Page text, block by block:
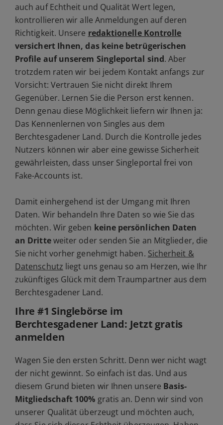
auch auf Echtheit und Qualität Wert legen,
kontrollieren wir alle Anmeldungen auf deren
Richtigkeit. Unsere redaktionelle Kontrolle
versichert Ihnen, das keine betrügerischen
Profile auf unserem Singleportal sind. Aber
trotzdem raten wir bei jedem Kontakt anfangs zur
Vorsicht: Vertrauen Sie nicht direkt Ihrem
Gegenüber. Lernen Sie die Person erst kennen.
Denn genau diese Möglichkeit liefern wir Ihnen ja:
Das Kennenlernen von Singles aus dem
Berchtesgadener Land. Durch die Kontrolle jedes
Nutzers können wir aber eine gewisse Sicherheit
gewährleisten, dass unser Singleportal frei von
Fake-Accounts ist.
Damit einhergehend ist der Umgang mit Ihren
Daten. Wir behandeln Ihre Daten so wie Sie das
möchten. Wir geben keine persönlichen Daten
an Dritteweiter oder senden Sie an Mitglieder, die
Sie nicht vorher genehmigt haben. Sicherheit &
Datenschutz liegt uns genau so am Herzen, wie Ihr
zukünftiges Glück mit dem Traumpartner aus dem
Berchtesgadener Land.
Ihre #1 Singlebörse im
Berchtesgadener Land: Jetzt gratis
anmelden
Wagen Sie den ersten Schritt. Denn wer nicht wagt
der nicht gewinnt. So einfach ist das. Und aus
diesem Grund bieten wir Ihnen unsere Basis-
Mitgliedschaft 100% gratis an. Denn wir sind von
unserer Qualität überzeugt und möchten auch,